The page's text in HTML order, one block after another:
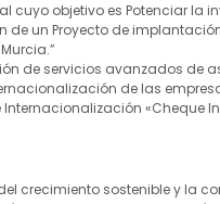
cuyo objetivo es
un Proyecto de
de servicios avanzados
de las
del crecimiento sostenible y